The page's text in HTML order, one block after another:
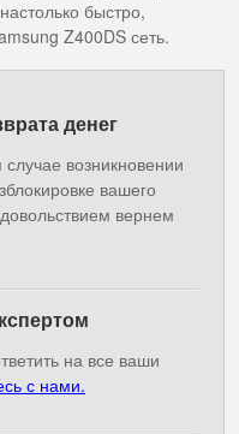
быстро,
Z400DS сеть.
денег
возникновении
вашего
вернем
на все ваши
с нами.